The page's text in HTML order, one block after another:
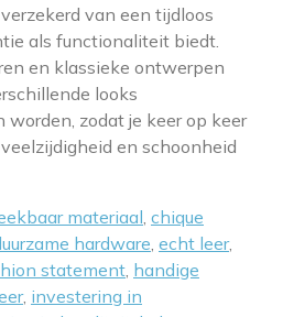
van een tijdloos
als functionaliteit biedt.
en klassieke ontwerpen
looks
worden, zodat je keer op keer
en schoonheid
materiaal, chique
hardware, echt leer,
statement, handige
, investering in